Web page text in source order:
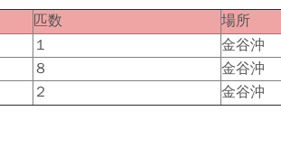
匹数
場所
１
金谷沖
８
金谷沖
２ 金谷沖